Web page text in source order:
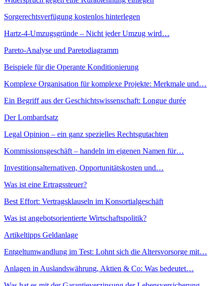
Sorgerechtsverfügung kostenlos hinterlegen
Hartz-4-Umzugsgründe – Nicht jeder Umzug wird…
Pareto-Analyse und Paretodiagramm
Beispiele für die Operante Konditionierung
Komplexe Organisation für komplexe Projekte: Merkmale und…
Ein Begriff aus der Geschichtswissenschaft: Longue durée
Der Lombardsatz
Legal Opinion – ein ganz spezielles Rechtsgutachten
Kommissionsgeschäft – handeln im eigenen Namen für…
Investitionsalternativen, Opportunitätskosten und…
Was ist eine Ertragssteuer?
Best Effort: Vertragsklauseln im Konsortialgeschäft
Was ist angebotsorientierte Wirtschaftspolitik?
Artikeltipps Geldanlage
Entgeltumwandlung im Test: Lohnt sich die Altersvorsorge mit…
Anlagen in Auslandswährung, Aktien & Co: Was bedeutet…